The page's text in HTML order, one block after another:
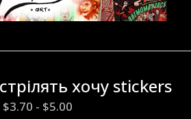
хочу stickers
$3.70 - $5.00